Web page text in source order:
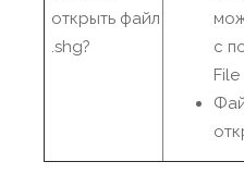
открыть файл
.shg?
с